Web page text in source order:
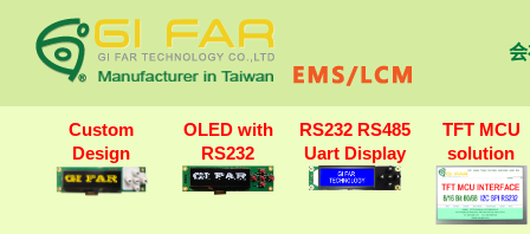
Custom
Design
OLED with
RS232
RS232 RS485
Uart Display
TFT MCU
solution